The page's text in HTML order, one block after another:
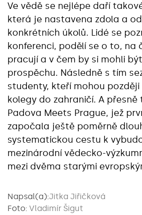
Ve vědě se nejlépe daří
která je nastavena zdola a
konkrétních úkolů. Lidé se
konferenci, podělí se o to, na
pracují a v čem by si mohli
prospěchu. Následně s tím
studenty, kteří mohou
kolegy do zahraničí. A
Padova Meets Prague, jež
započala ještě poměrně
systematickou cestu k
mezinárodní vědecko-
mezi dvěma starými
Napsal(a):Jitka Jiřičková
Foto: Vladimír Šigut